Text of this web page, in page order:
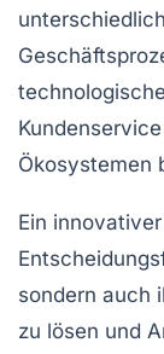
Ökosystemen
Ein
sondern auch
zu lösen und